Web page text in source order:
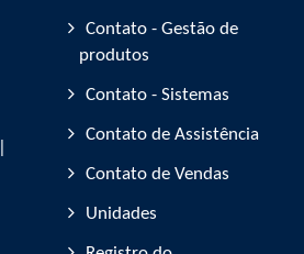
Contato - Gestão de
produtos
Contato - Sistemas
Contato de Assistência
Contato de Vendas
Unidades